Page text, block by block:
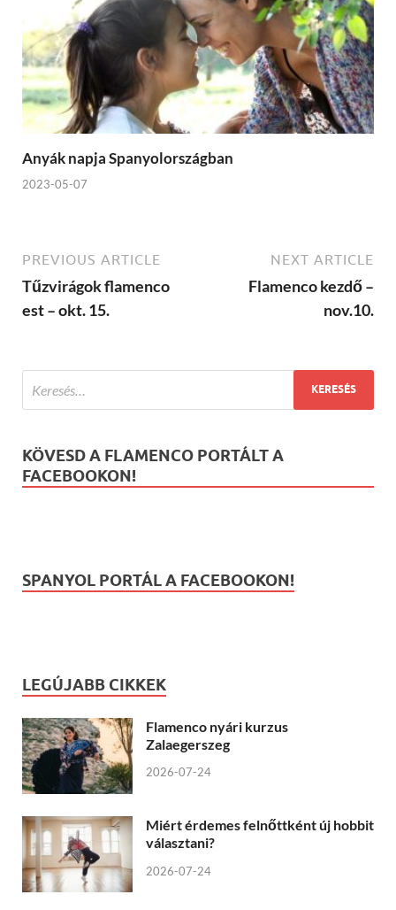
Anyák napja Spanyolországban
2023-05-07
PREVIOUS ARTICLE
Tűzvirágok flamenco
est – okt. 15.
NEXT ARTICLE
Flamenco kezdő –
nov.10.
KÖVESD A FLAMENCO PORTÁLT A
FACEBOOKON!
SPANYOL PORTÁL A FACEBOOKON!
LEGÚJABB CIKKEK
Flamenco nyári kurzus
Zalaegerszeg
2026-07-24
Miért érdemes felnőttként új hobbit
választani?
2026-07-24